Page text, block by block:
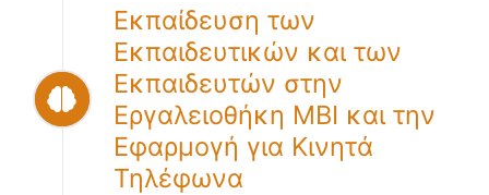
Εκπαίδευση των
Εκπαιδευτικών και των
Εκπαιδευτών στην
Εργαλειοθήκη MBI και την
Εφαρμογή για Κινητά
Τηλέφωνα